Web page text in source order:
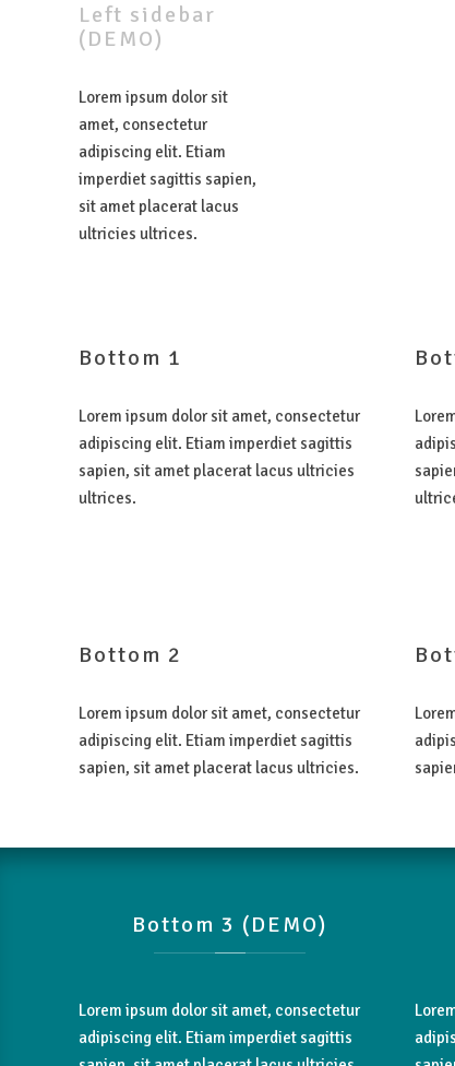
Left sidebar
(DEMO)
Lorem ipsum dolor sit
amet, consectetur
adipiscing elit. Etiam
imperdiet sagittis sapien,
sit amet placerat lacus
ultricies ultrices.
Bottom 1
Lorem ipsum dolor sit amet, consectetur
adipiscing elit. Etiam imperdiet sagittis
sapien, sit amet placerat lacus ultricies
ultrices.
Bottom 2
Lorem ipsum dolor sit amet, consectetur
adipiscing elit. Etiam imperdiet sagittis
sapien, sit amet placerat lacus ultricies.
Bottom 3 (DEMO)
Lorem ipsum dolor sit amet, consectetur
adipiscing elit. Etiam imperdiet sagittis